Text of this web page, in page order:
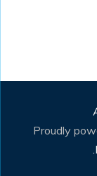
Proudly
.